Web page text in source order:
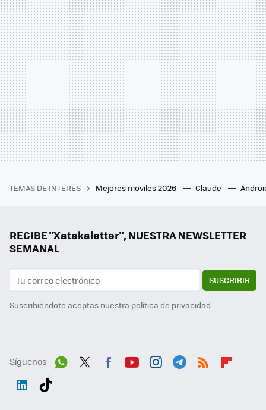
TEMAS DE INTERÉS Mejores moviles 2026 Claude
RECIBE "Xatakaletter", NUESTRA NEWSLETTER
SEMANAL
SUSCRIBIR
Suscribiéndote aceptas nuestra política de privacidad
Síguenos